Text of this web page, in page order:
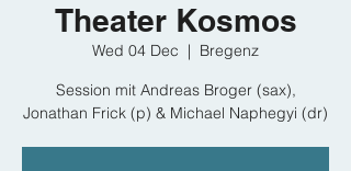
Theater Kosmos
Wed 04 Dec
  |
Bregenz
Session mit Andreas Broger (sax),
Jonathan Frick (p) & Michael Naphegyi (dr)